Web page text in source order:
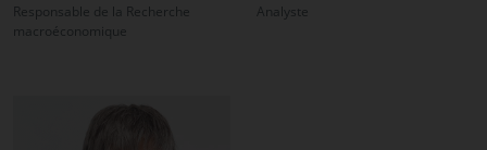
Responsable de la Recherche
macroéconomique
Analyste